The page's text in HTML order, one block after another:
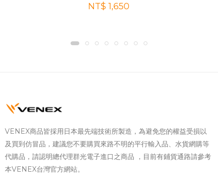
NT$ 1,650
VENEX商品皆採用日本最先端技術所製造，為避免您的權益受損以
及買到仿冒品，建議您不要購買來路不明的平行輸入品、水貨網購等
代購品，請認明總代理群光電子進口之商品 ，目前有鋪貨通路請參考
本VENEX台灣官方網站。